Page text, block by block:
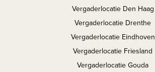
Vergaderlocatie Den Haag
Vergaderlocatie Drenthe
Vergaderlocatie Eindhoven
Vergaderlocatie Friesland
Vergaderlocatie Gouda